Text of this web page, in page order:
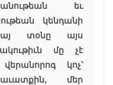
եւ
կենդանի
տօնը այս
մը չէ
կոչ՝
մեր